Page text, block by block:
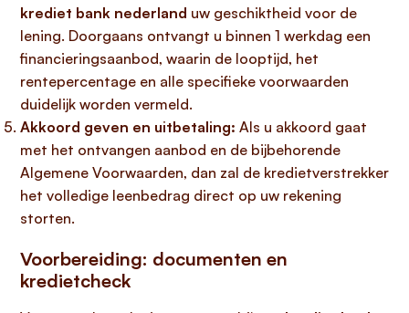
krediet bank nederland uw geschiktheid voor de
lening. Doorgaans ontvangt u binnen 1 werkdag een
financieringsaanbod, waarin de looptijd, het
rentepercentage en alle specifieke voorwaarden
duidelijk worden vermeld.
Akkoord geven en uitbetaling: Als u akkoord gaat
met het ontvangen aanbod en de bijbehorende
Algemene Voorwaarden, dan zal de kredietverstrekker
het volledige leenbedrag direct op uw rekening
storten.
Voorbereiding: documenten en
kredietcheck